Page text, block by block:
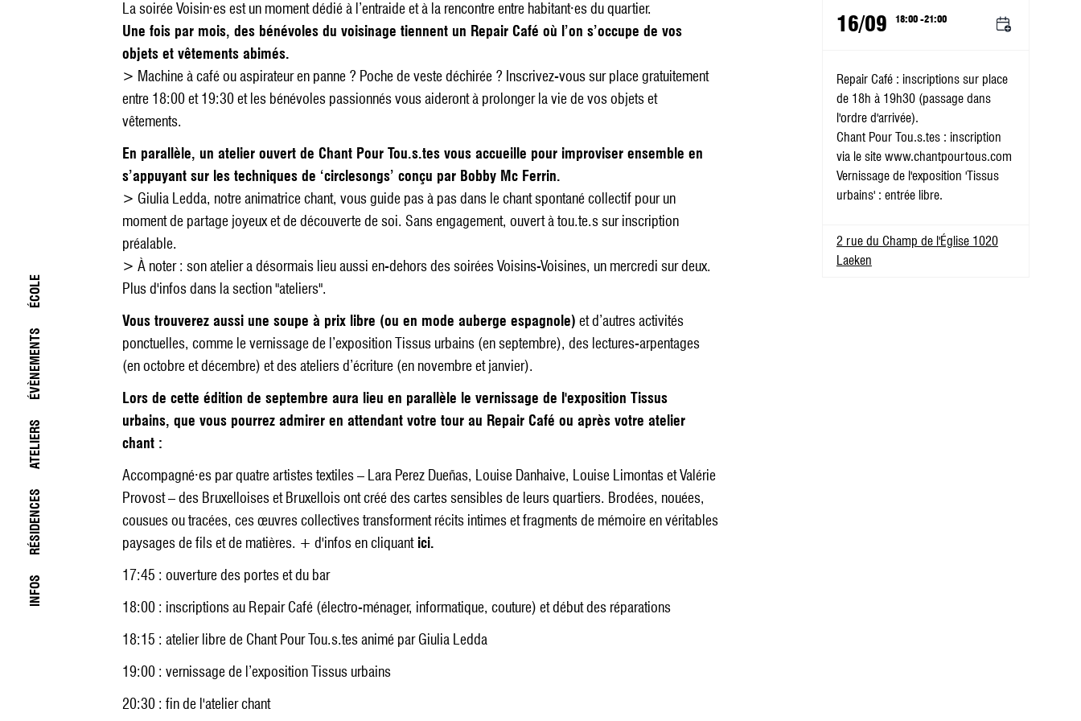
INFOS
RÉSIDENCES
ATELIERS
ÉVÈNEMENTS
ÉCOLE
La soirée Voisin·es est un moment dédié à l’entraide et à la rencontre entre habitant·es du quartier.
Une fois par mois, des bénévoles du voisinage tiennent un Repair Café où l’on s’occupe de vos
objets et vêtements abimés.
> Machine à café ou aspirateur en panne ? Poche de veste déchirée ? Inscrivez-vous sur place gratuitement
entre 18:00 et 19:30 et les bénévoles passionnés vous aideront à prolonger la vie de vos objets et
vêtements.
En parallèle, un atelier ouvert de Chant Pour Tou.s.tes vous accueille pour improviser ensemble en
s’appuyant sur les techniques de ‘circlesongs’ conçu par Bobby Mc Ferrin.
> Giulia Ledda, notre animatrice chant, vous guide pas à pas dans le chant spontané collectif pour un
moment de partage joyeux et de découverte de soi. Sans engagement, ouvert à tou.te.s sur inscription
préalable.
> À noter : son atelier a désormais lieu aussi en-dehors des soirées Voisins-Voisines, un mercredi sur deux.
Plus d'infos dans la section "ateliers".
Vous trouverez aussi une soupe à prix libre (ou en mode auberge espagnole) et d’autres activités
ponctuelles, comme le vernissage de l’exposition Tissus urbains (en septembre), des lectures-arpentages
(en octobre et décembre) et des ateliers d’écriture (en novembre et janvier).
Lors de cette édition de septembre aura lieu en parallèle le vernissage de l'exposition Tissus
urbains, que vous pourrez admirer en attendant votre tour au Repair Café ou après votre atelier
chant :
Accompagné·es par quatre artistes textiles – Lara Perez Dueñas, Louise Danhaive, Louise Limontas et Valérie
Provost – des Bruxelloises et Bruxellois ont créé des cartes sensibles de leurs quartiers. Brodées, nouées,
cousues ou tracées, ces œuvres collectives transforment récits intimes et fragments de mémoire en véritables
paysages de fils et de matières. + d'infos en cliquantici.
17:45 : ouverture des portes et du bar
18:00 : inscriptions au Repair Café (électro-ménager, informatique, couture) et début des réparations
18:15 : atelier libre de Chant Pour Tou.s.tes animé par Giulia Ledda
19:00 : vernissage de l’exposition Tissus urbains
20:30 : fin de l'atelier chant
16/09 18:00 -21:00
Repair Café : inscriptions sur place
de 18h à 19h30 (passage dans
l'ordre d'arrivée).
Chant Pour Tou.s.tes : inscription
via le site www.chantpourtous.com
Vernissage de l'exposition 'Tissus
urbains' : entrée libre.
2 rue du Champ de l'Église 1020
Laeken